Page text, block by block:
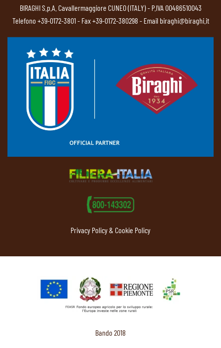
BIRAGHI S.p.A. Cavallermaggiore CUNEO (ITALY) - P.IVA 00486510043
Telefono +39-0172-3801- Fax +39-0172-380298 - Email biraghi@biraghi.it
Privacy Policy & Cookie Policy
Bando 2018